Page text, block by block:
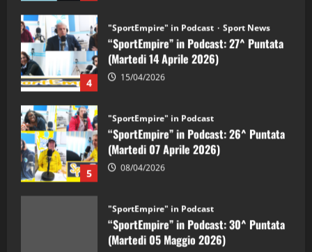
4
"SportEmpire" in Podcast Sport News
“SportEmpire” in Podcast: 27^ Puntata
(Martedi 14 Aprile 2026)
15/04/2026
5
"SportEmpire" in Podcast
“SportEmpire” in Podcast: 26^ Puntata
(Martedi 07 Aprile 2026)
08/04/2026
"SportEmpire" in Podcast
“SportEmpire” in Podcast: 30^ Puntata
(Martedi 05 Maggio 2026)